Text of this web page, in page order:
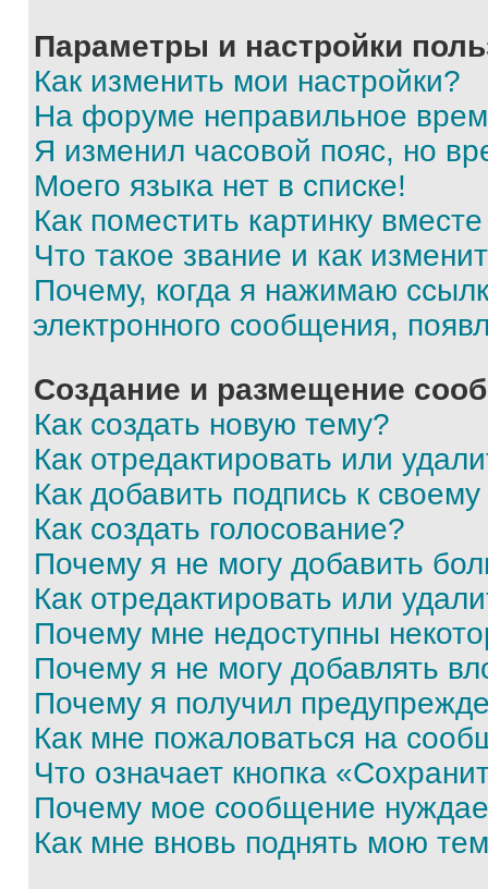
Параметры и настройки
Как изменить мои настройки?
На форуме неправильное
Я изменил часовой пояс, но
Моего языка нет в списке!
Как поместить картинку
Что такое звание и как
Почему, когда я нажимаю
электронного сообщения,
Создание и размещение
Как создать новую тему?
Как отредактировать или
Как добавить подпись к
Как создать голосование?
Почему я не могу добавить
Как отредактировать или
Почему мне недоступны
Почему я не могу добавлять
Почему я получил
Как мне пожаловаться на
Что означает кнопка
Почему мое сообщение
Как мне вновь поднять мою